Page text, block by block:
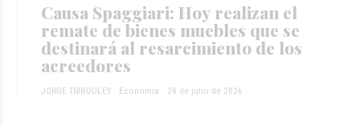
Causa Spaggiari: Hoy realizan el
remate de bienes muebles que se
destinará al resarcimiento de los
acreedores
JORGE TRIBOULEY Economía 28 de julio de 2026